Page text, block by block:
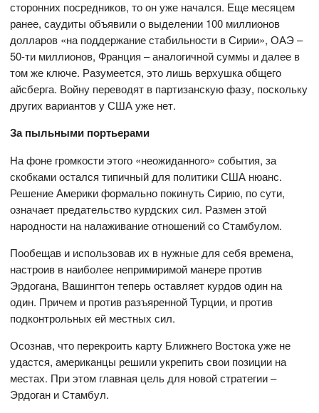
сторонних посредников, то он уже начался. Еще месяцем
ранее, саудиты объявили о выделении 100 миллионов
долларов «на поддержание стабильности в Сирии», ОАЭ –
50-ти миллионов, Франция – аналогичной суммы и далее в
том же ключе. Разумеется, это лишь верхушка общего
айсберга. Войну переводят в партизанскую фазу, поскольку
других вариантов у США уже нет.
За пыльными портьерами
На фоне громкости этого «неожиданного» события, за
скобками остался типичный для политики США нюанс.
Решение Америки формально покинуть Сирию, по сути,
означает предательство курдских сил. Размен этой
народности на налаживание отношений со Стамбулом.
Пообещав и использовав их в нужные для себя времена,
настроив в наиболее непримиримой манере против
Эрдогана, Вашингтон теперь оставляет курдов один на
один. Причем и против разъяренной Турции, и против
подконтрольных ей местных сил.
Осознав, что перекроить карту Ближнего Востока уже не
удастся, американцы решили укрепить свои позиции на
местах. При этом главная цель для новой стратегии –
Эрдоган и Стамбул.